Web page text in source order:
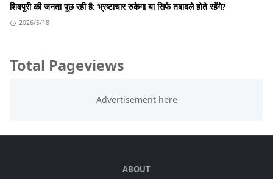
शिवपुरी की जनता पूछ रही है: भ्रष्टाचार रुकेगा या सिर्फ तबादले होते रहेंगे?
2026/5/18
Total Pageviews
ABOUT